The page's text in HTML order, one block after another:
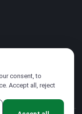
consent, to
Accept all, reject